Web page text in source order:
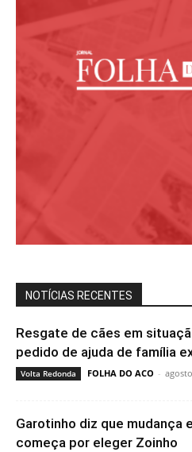
NOTÍCIAS RECENTES
Resgate de cães em
pedido de ajuda de família
Volta Redonda FOLHA DO ACO -
Garotinho diz que mudança
começa por eleger Zoinho